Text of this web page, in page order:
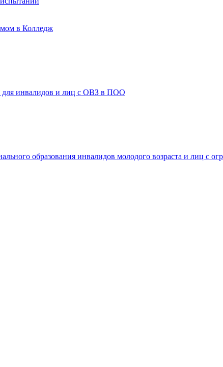
в Колледж
для инвалидов и лиц с ОВЗ в ПОО
образования инвалидов молодого возраста и лиц с